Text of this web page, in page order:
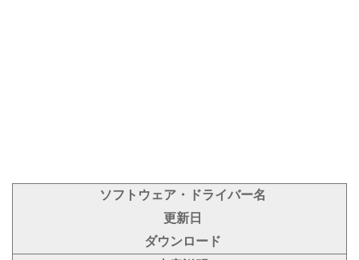
ソフトウェア・ドライバー名
更新日
ダウンロード